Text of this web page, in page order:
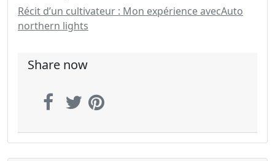
Récit d’un cultivateur : Mon expérience avecAuto
northern lights
Share now